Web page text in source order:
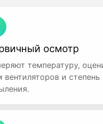
осмотр
температуру,
вентиляторов и степень